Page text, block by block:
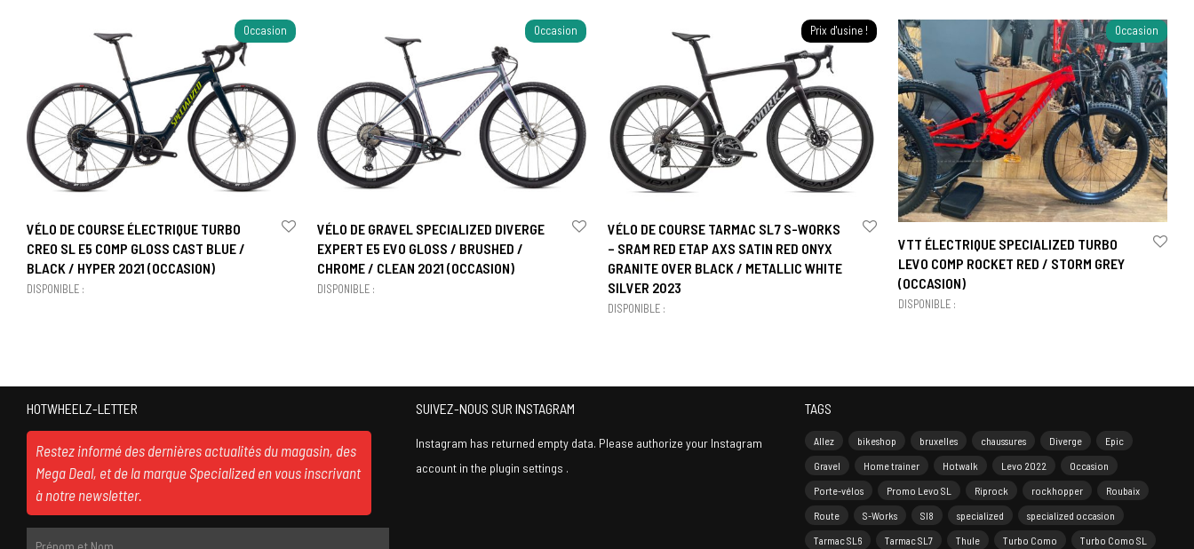
Occasion
VÉLO DE COURSE ÉLECTRIQUE TURBO
CREO SL E5 COMP GLOSS CAST BLUE /
BLACK / HYPER 2021 (OCCASION)
DISPONIBLE :
Occasion
VÉLO DE GRAVEL SPECIALIZED DIVERGE
EXPERT E5 EVO GLOSS / BRUSHED /
CHROME / CLEAN 2021 (OCCASION)
DISPONIBLE :
Prix d'usine !
VÉLO DE COURSE TARMAC SL7 S-WORKS
– SRAM RED ETAP AXS SATIN RED ONYX
GRANITE OVER BLACK / METALLIC WHITE
SILVER 2023
DISPONIBLE :
Occasion
VTT ÉLECTRIQUE SPECIALIZED TURBO
LEVO COMP ROCKET RED / STORM GREY
(OCCASION)
DISPONIBLE :
HOTWHEELZ-LETTER
Restez informé des dernières actualités du magasin, des
Mega Deal, et de la marque Specialized en vous inscrivant
à notre newsletter.
SUIVEZ-NOUS SUR INSTAGRAM
Instagram has returned empty data. Please authorize your Instagram
account in the plugin settings .
TAGS
Allez bikeshop bruxelles chaussures Diverge
Epic
Gravel
Home trainer Hotwalk Levo 2022
Occasion
Porte-vélos
Promo Levo SL Riprock rockhopper
Roubaix
Route
S-Works Sl8 specialized
specialized occasion
Tarmac SL6
Tarmac SL7 Thule Turbo Como Turbo Como SL